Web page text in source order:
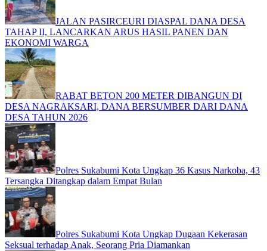
JALAN PASIRCEURI DIASPAL DANA DESA
TAHAP II, LANCARKAN ARUS HASIL PANEN DAN
EKONOMI WARGA
RABAT BETON 200 METER DIBANGUN DI
DESA NAGRAKSARI, DANA BERSUMBER DARI DANA
DESA TAHUN 2026
Polres Sukabumi Kota Ungkap 36 Kasus Narkoba, 43
Tersangka Ditangkap dalam Empat Bulan
Polres Sukabumi Kota Ungkap Dugaan Kekerasan
Seksual terhadap Anak, Seorang Pria Diamankan